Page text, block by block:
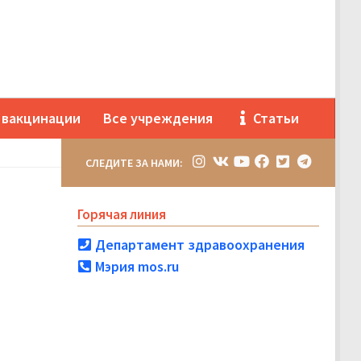
вакцинации Все учреждения Статьи
СЛЕДИТЕ ЗА НАМИ:
Горячая линия
Департамент здравоохранения
Мэрия mos.ru